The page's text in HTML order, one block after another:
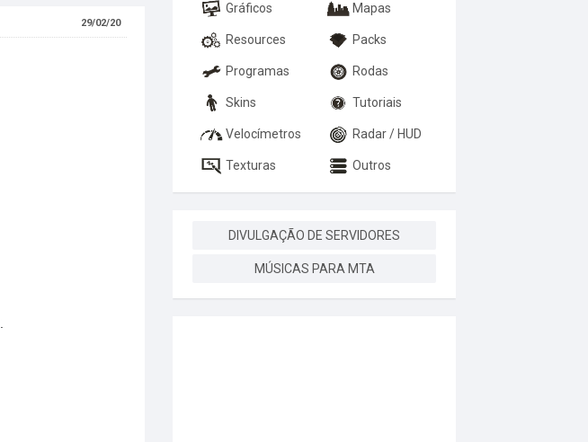
29/02/20
Gráficos Mapas
Resources Packs
Programas Rodas
Skins Tutoriais
Velocímetros Radar / HUD
Texturas Outros
DIVULGAÇÃO DE SERVIDORES
MÚSICAS PARA MTA